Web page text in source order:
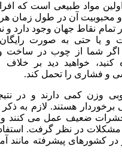
مواد طبیعی است که
و محبوبیت آن در طول زمان
تمام نقاط جهان وجود دارد و
و یا حتی به صورت
اگر شما از چوب در ساخت
کنید، خواهید دید بر
و فشاری را تحمل کند.
وزن کمی دارند و در
هستند. لازم به
ضعیف عمل می کنند و
مشکلات در نظر گرفت.
کشورهای پیشرفته مانند